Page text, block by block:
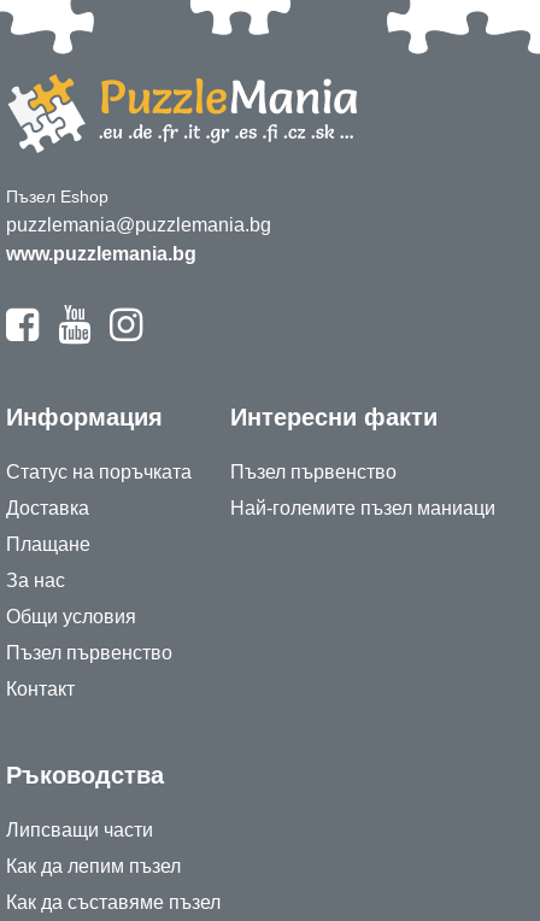
Пъзел Eshop
puzzlemania@puzzlemania.bg
www.puzzlemania.bg
Информация
Статус на поръчката
Доставка
Плащане
За нас
Общи условия
Пъзел първенство
Контакт
Интересни факти
Пъзел първенство
Най-големите пъзел маниаци
Ръководства
Липсващи части
Как да лепим пъзел
Как да съставяме пъзел